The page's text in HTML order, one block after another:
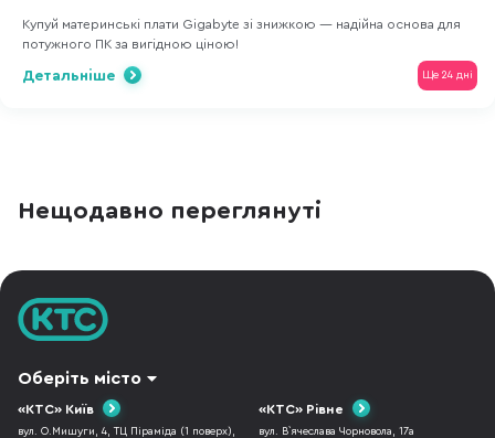
Купуй материнські плати Gigabyte зі знижкою — надійна основа для
потужного ПК за вигідною ціною!
Ще 24 дні
Детальніше
Нещодавно переглянуті
Оберіть місто
«КТС» Київ
вул. О.Мишуги, 4, ТЦ Піраміда (1 поверх),
«КТС» Рівне
вул. В`ячеслава Чорновола, 17а